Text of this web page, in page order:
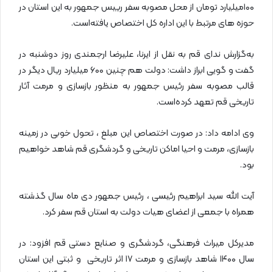
۱۰۰میلیارد تومان از محل مصوبه سفر رییس جمهور به این استان در
حوزه های مرتبط با این اداره کل اختصاص یافته‌است.
به‌گزارش ندای قم به نقل از ایرنا، علیرضا ارجمندی روز دوشنبه در
گفت و گویی ابراز داشت: دولت هم چنین ۶۰۰ میلیارد ریال دیگر در
قالب مصوبه سفر رئیس جمهور به منظور بازسازی و مرمت آثار
تاریخی قم تعهد کرده‌است.
وی ادامه داد: در صورت اختصاص این مبلغ ، تحول خوبی در زمینه
بازسازی، مرمت و احیا اماکن تاریخی و گردشگری قم شاهد خواهیم
بود.
آیت الله سید ابراهیم رئیسی ،‌ رئیس جمهور دی ماه سال گذشته
همراه با جمعی از اعضای هیات دولت به استان قم سفر کرد.
مدیرکل میراث فرهنگی، گردشگری و صنایع دستی قم افزود: در
سال ۱۴۰۰ شاهد بازسازی و مرمت ۱۷ اثر تاریخی و ثبتی این استان